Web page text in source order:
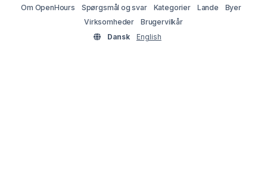
Om OpenHours
Spørgsmål og svar Kategorier Lande
Byer
Virksomheder
Brugervilkår
Dansk
English